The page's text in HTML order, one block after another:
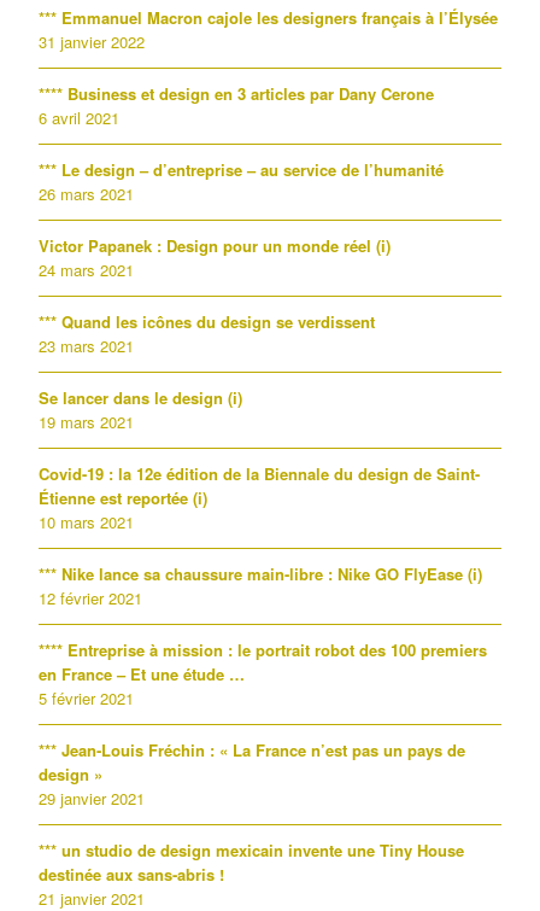
*** Emmanuel Macron cajole les designers français à l’Élysée
31 janvier 2022
**** Business et design en 3 articles par Dany Cerone
6 avril 2021
*** Le design – d’entreprise – au service de l’humanité
26 mars 2021
Victor Papanek : Design pour un monde réel (i)
24 mars 2021
*** Quand les icônes du design se verdissent
23 mars 2021
Se lancer dans le design (i)
19 mars 2021
Covid-19 : la 12e édition de la Biennale du design de Saint-
Étienne est reportée (i)
10 mars 2021
*** Nike lance sa chaussure main-libre : Nike GO FlyEase (i)
12 février 2021
**** Entreprise à mission : le portrait robot des 100 premiers
en France – Et une étude …
5 février 2021
*** Jean-Louis Fréchin : « La France n’est pas un pays de
design »
29 janvier 2021
*** un studio de design mexicain invente une Tiny House
destinée aux sans-abris !
21 janvier 2021